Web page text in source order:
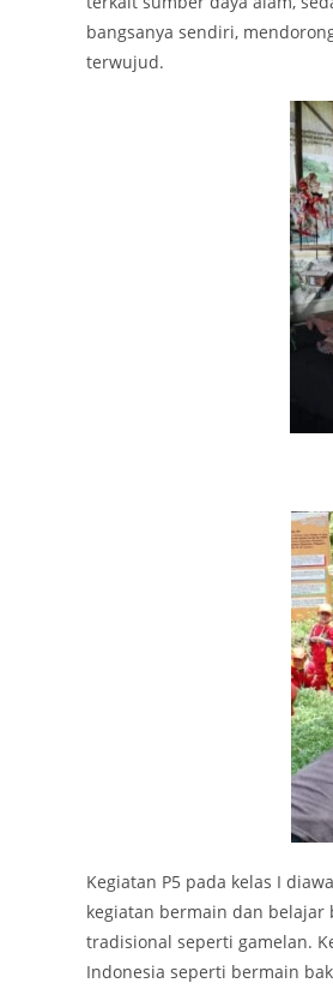
bangsanya sendiri,
terwujud.
Kegiatan P5 pada kelas I
kegiatan bermain dan belajar
tradisional seperti gamelan.
Indonesia seperti bermain